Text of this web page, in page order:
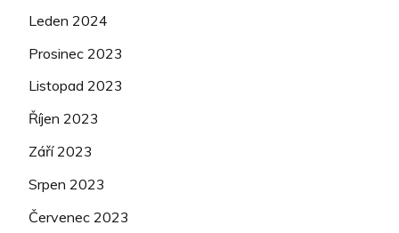
Leden 2024
Prosinec 2023
Listopad 2023
Říjen 2023
Září 2023
Srpen 2023
Červenec 2023